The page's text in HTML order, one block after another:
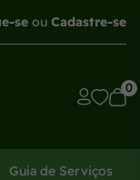
se ou Cadastre-se
0
Guia de Serviços